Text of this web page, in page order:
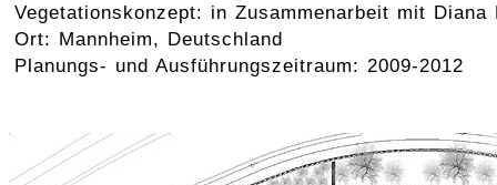
Vegetationskonzept: in Zusammenarbeit mit
Ort: Mannheim, Deutschland
Planungs- und Ausführungszeitraum: 2009-2012